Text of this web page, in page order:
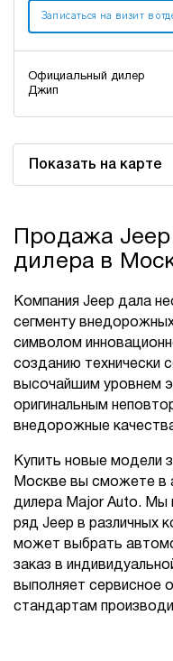
Показать на карте
Записаться на визит в
Официальный дилер
Джип
Продажа
дилера в
Компания Jeep дала
сегменту
символом
созданию технически
высочайшим уровнем
оригинальным
внедорожные
Купить новые модели
Москве вы сможете в
дилера Major Auto. Мы
ряд Jeep в различных
может выбрать
заказ в
выполняет сервисное
стандартам